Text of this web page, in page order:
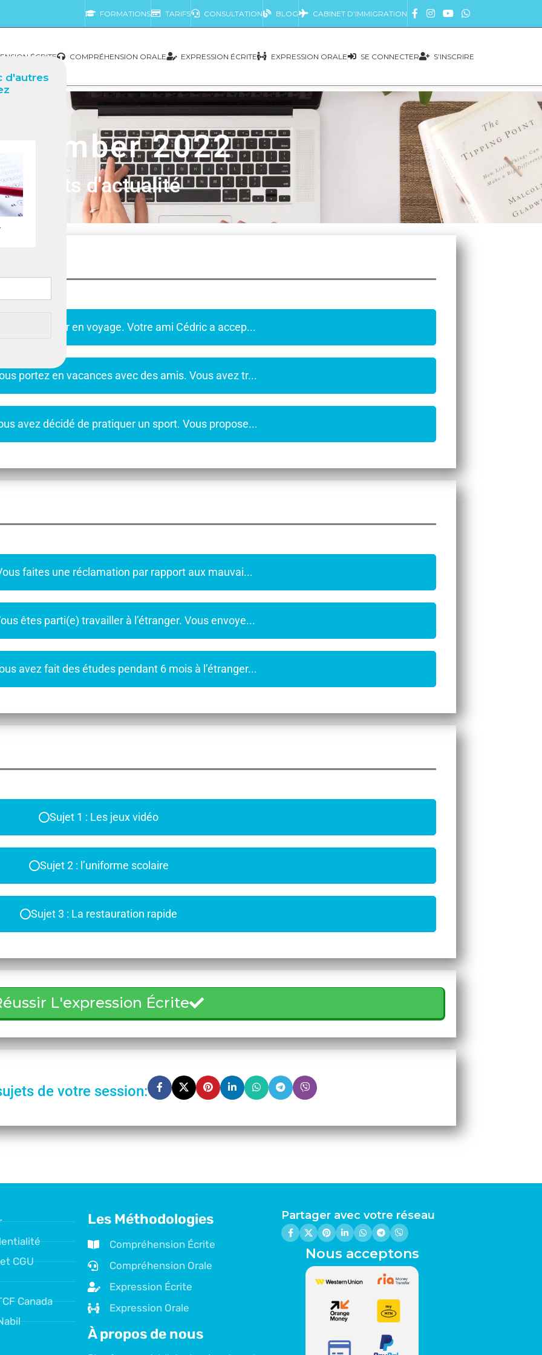
d'autres
FORMATIONS TARIFS CONSULTATION BLOG CABINET D’IMMIGRATION
ÉCRITE COMPRÉHENSION ORALE EXPRESSION ÉCRITE EXPRESSION ORALE SE CONNECTER S’INSCRIRE
2022
Sujets d'actualité
allez partir en voyage. Votre ami Cédric a accep...
portez en vacances avec des amis. Vous avez tr...
avez décidé de pratiquer un sport. Vous propose...
faites une réclamation par rapport aux mauvai...
êtes parti(e) travailler à l’étranger. Vous envoye...
avez fait des études pendant 6 mois à l’étranger...
Sujet 1 : Les jeux vidéo
Sujet 2 : l’uniforme scolaire
Sujet 3 : La restauration rapide
L'expression Écrite
de votre session:
CGU
Canada
Les Méthodologies
Compréhension Écrite
Compréhension Orale
Expression Écrite
Expression Orale
À propos de nous
Partager avec votre réseau
Nous acceptons